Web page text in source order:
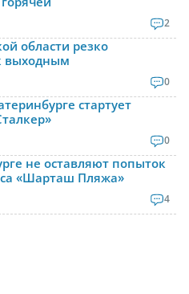
2
области резко
выходным
0
стартует
0
не оставляют попыток
«Шарташ Пляжа»
4